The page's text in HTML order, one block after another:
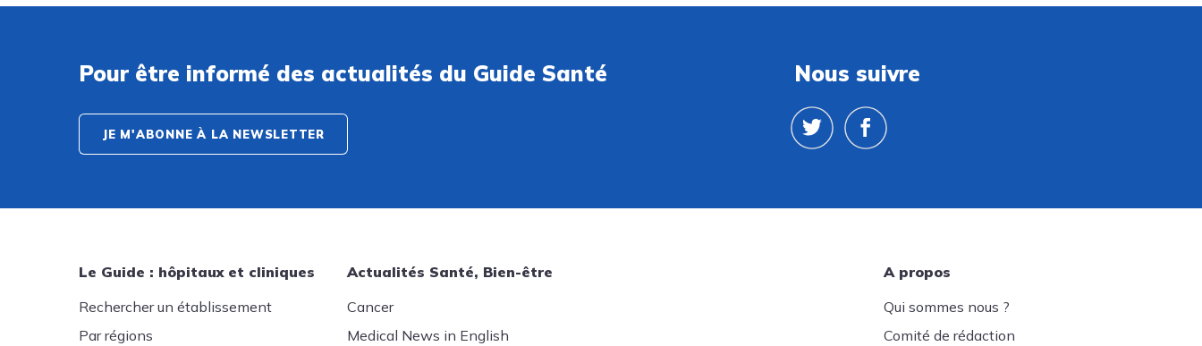
Pour être informé des actualités du Guide Santé
JE M'ABONNE À LA NEWSLETTER
Nous suivre
Le Guide : hôpitaux et cliniques
Rechercher un établissement
Par régions
Actualités Santé, Bien-être
Cancer
Medical News in English
A propos
Qui sommes nous ?
Comité de rédaction